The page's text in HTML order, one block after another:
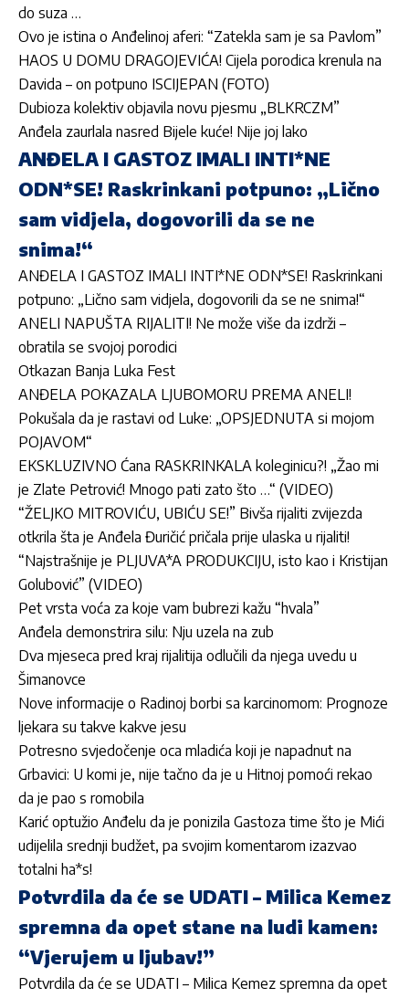
do suza …
Ovo je istina o Anđelinoj aferi: “Zatekla sam je sa Pavlom”
HAOS U DOMU DRAGOJEVIĆA! Cijela porodica krenula na
Davida – on potpuno ISCIJEPAN (FOTO)
Dubioza kolektiv objavila novu pjesmu „BLKRCZM”
Anđela zaurlala nasred Bijele kuće! Nije joj lako
ANĐELA I GASTOZ IMALI INTI*NE
ODN*SE! Raskrinkani potpuno: „Lično
sam vidjela, dogovorili da se ne
snima!“
ANĐELA I GASTOZ IMALI INTI*NE ODN*SE! Raskrinkani
potpuno: „Lično sam vidjela, dogovorili da se ne snima!“
ANELI NAPUŠTA RIJALITI! Ne može više da izdrži –
obratila se svojoj porodici
Otkazan Banja Luka Fest
ANĐELA POKAZALA LJUBOMORU PREMA ANELI!
Pokušala da je rastavi od Luke: „OPSJEDNUTA si mojom
POJAVOM“
EKSKLUZIVNO Ćana RASKRINKALA koleginicu?! „Žao mi
je Zlate Petrović! Mnogo pati zato što …“ (VIDEO)
“ŽELJKO MITROVIĆU, UBIĆU SE!” Bivša rijaliti zvijezda
otkrila šta je Anđela Đuričić pričala prije ulaska u rijaliti!
“Najstrašnije je PLJUVA*A PRODUKCIJU, isto kao i Kristijan
Golubović” (VIDEO)
Pet vrsta voća za koje vam bubrezi kažu “hvala”
Anđela demonstrira silu: Nju uzela na zub
Dva mjeseca pred kraj rijalitija odlučili da njega uvedu u
Šimanovce
Nove informacije o Radinoj borbi sa karcinomom: Prognoze
ljekara su takve kakve jesu
Potresno svjedočenje oca mladića koji je napadnut na
Grbavici: U komi je, nije tačno da je u Hitnoj pomoći rekao
da je pao s romobila
Karić optužio Anđelu da je ponizila Gastoza time što je Mići
udijelila srednji budžet, pa svojim komentarom izazvao
totalni ha*s!
Potvrdila da će se UDATI – Milica Kemez
spremna da opet stane na ludi kamen:
“Vjerujem u ljubav!”
Potvrdila da će se UDATI – Milica Kemez spremna da opet